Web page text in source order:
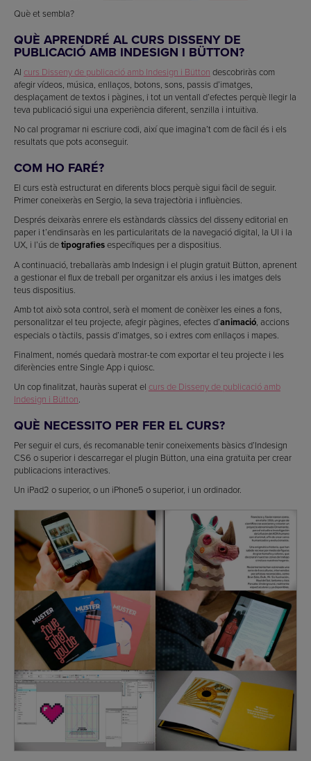
Què et sembla?
QUÈ APRENDRÉ AL CURS DISSENY DE
PUBLICACIÓ AMB INDESIGN I BÜTTON?
Al curs Disseny de publicació amb Indesign i Bütton descobriràs com
afegir vídeos, música, enllaços, botons, sons, passis d’imatges,
desplaçament de textos i pàgines, i tot un ventall d’efectes perquè llegir la
teva publicació sigui una experiència diferent, senzilla i intuïtiva.
No cal programar ni escriure codi, així que imagina’t com de fàcil és i els
resultats que pots aconseguir.
COM HO FARÉ?
El curs està estructurat en diferents blocs perquè sigui fàcil de seguir.
Primer coneixeràs en Sergio, la seva trajectòria i influències.
Després deixaràs enrere els estàndards clàssics del disseny editorial en
paper i t’endinsaràs en les particularitats de la navegació digital, la UI i la
UX, i l’ús detipografiesespecífiques per a dispositius.
A continuació, treballaràs amb Indesign i el plugin gratuït Bütton, aprenent
a gestionar el flux de treball per organitzar els arxius i les imatges dels
teus dispositius.
Amb tot això sota control, serà el moment de conèixer les eines a fons,
personalitzar el teu projecte, afegir pàgines, efectes d’animació, accions
especials o tàctils, passis d’imatges, so i extres com enllaços i mapes.
Finalment, només quedarà mostrar-te com exportar el teu projecte i les
diferències entre Single App i quiosc.
Un cop finalitzat, hauràs superat el curs de Disseny de publicació amb
Indesign i Bütton.
QUÈ NECESSITO PER FER EL CURS?
Per seguir el curs, és recomanable tenir coneixements bàsics d’Indesign
CS6 o superior i descarregar el plugin Bütton, una eina gratuïta per crear
publicacions interactives.
Un iPad2 o superior, o un iPhone5 o superior, i un ordinador.